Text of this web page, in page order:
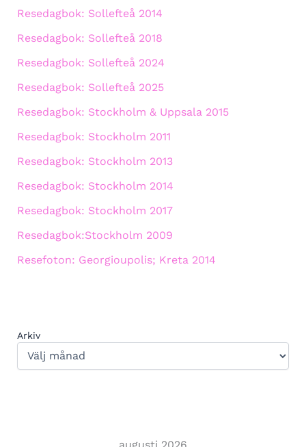
Resedagbok: Sollefteå 2014
Resedagbok: Sollefteå 2018
Resedagbok: Sollefteå 2024
Resedagbok: Sollefteå 2025
Resedagbok: Stockholm & Uppsala 2015
Resedagbok: Stockholm 2011
Resedagbok: Stockholm 2013
Resedagbok: Stockholm 2014
Resedagbok: Stockholm 2017
Resedagbok:Stockholm 2009
Resefoton: Georgioupolis; Kreta 2014
Arkiv